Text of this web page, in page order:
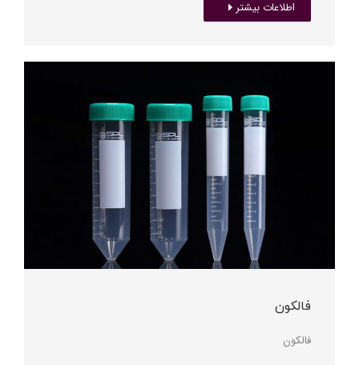
اطلاعات بیشتر
فالکون
فالکون